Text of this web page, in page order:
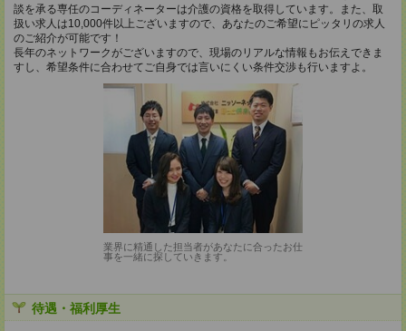
談を承る専任のコーディネーターは介護の資格を取得しています。また、取
扱い求人は10,000件以上ございますので、あなたのご希望にピッタリの求人
のご紹介が可能です！
長年のネットワークがございますので、現場のリアルな情報もお伝えできま
すし、希望条件に合わせてご自身では言いにくい条件交渉も行いますよ。
業界に精通した担当者があなたに合ったお仕
事を一緒に探していきます。
待遇・福利厚生